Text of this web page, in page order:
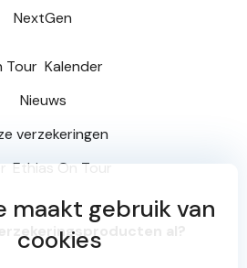
NextGen
Tour Kalender
Nieuws
verzekeringen
Ethias On Tour
al?
maakt gebruik van
cookies